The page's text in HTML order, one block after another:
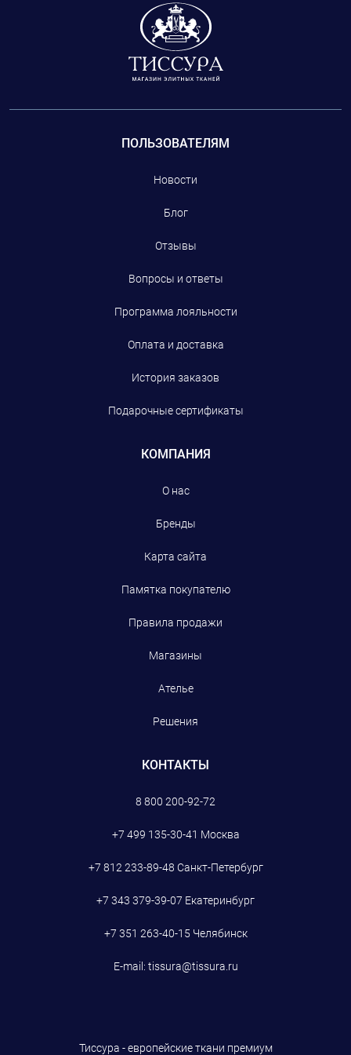
фурнитуру: пуговицы, тесьму.
ПОЛЬЗОВАТЕЛЯМ
Новости
Блог
Отзывы
Вопросы и ответы
Программа лояльности
Оплата и доставка
История заказов
Подарочные сертификаты
КОМПАНИЯ
О нас
Бренды
Карта сайта
Памятка покупателю
Правила продажи
Магазины
Ателье
Решения
КОНТАКТЫ
8 800 200-92-72
+7 499 135-30-41 Москва
+7 812 233-89-48 Санкт-Петербург
+7 343 379-39-07 Екатеринбург
+7 351 263-40-15 Челябинск
E-mail: tissura@tissura.ru
Тиссура - европейские ткани премиум